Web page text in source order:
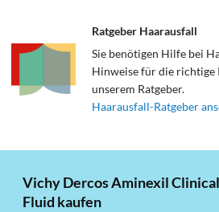
Ratgeber Haarausfall
Sie benötigen Hilfe bei
Hinweise für die richtige
unserem Ratgeber.
Haarausfall-Ratgeber
Vichy Dercos Aminexil
Fluid kaufen